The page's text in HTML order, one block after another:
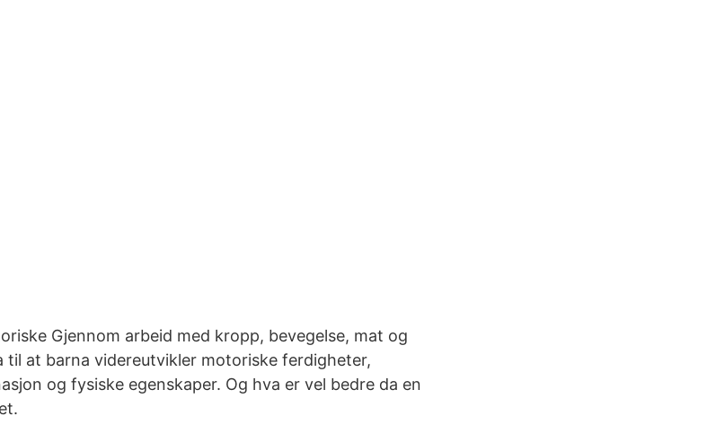
Gjennom arbeid med kropp, bevegelse, mat og
til at barna videreutvikler motoriske ferdigheter,
og fysiske egenskaper. Og hva er vel bedre da en